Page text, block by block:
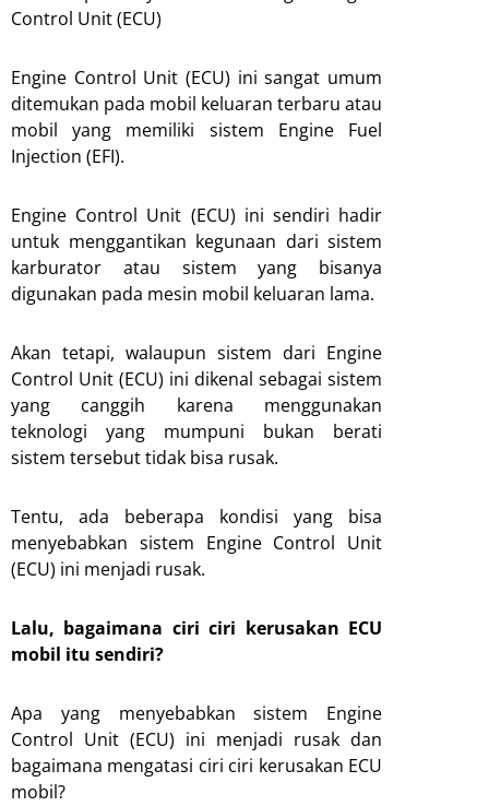
Control Unit (ECU)
Engine Control Unit (ECU) ini sangat umum
ditemukan pada mobil keluaran terbaru atau
mobil yang memiliki sistem Engine Fuel
Injection (EFI).
Engine Control Unit (ECU) ini sendiri hadir
untuk menggantikan kegunaan dari sistem
karburator atau sistem yang bisanya
digunakan pada mesin mobil keluaran lama.
Akan tetapi, walaupun sistem dari Engine
Control Unit (ECU) ini dikenal sebagai sistem
yang canggih karena menggunakan
teknologi yang mumpuni bukan berati
sistem tersebut tidak bisa rusak.
Tentu, ada beberapa kondisi yang bisa
menyebabkan sistem Engine Control Unit
(ECU) ini menjadi rusak.
Lalu, bagaimana ciri ciri kerusakan ECU
mobil itu sendiri?
Apa yang menyebabkan sistem Engine
Control Unit (ECU) ini menjadi rusak dan
bagaimana mengatasi ciri ciri kerusakan ECU
mobil?